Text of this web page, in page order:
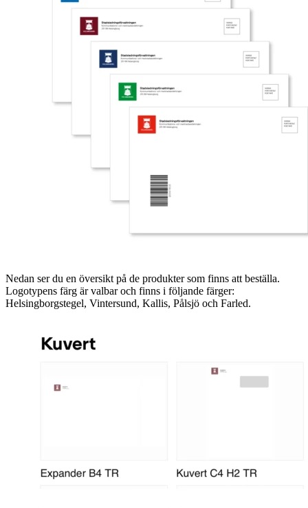
Nedan ser du en översikt på de produkter som finns att beställa.
Logotypens färg är valbar och finns i följande färger:
Helsingborgstegel, Vintersund, Kallis, Pålsjö och Farled.